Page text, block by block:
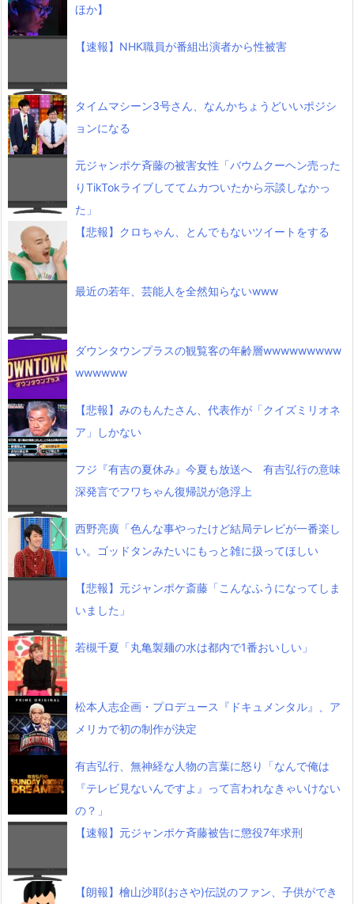
ほか】
【速報】NHK職員が番組出演者から性被害
タイムマシーン3号さん、なんかちょうどいいポジシ
ョンになる
元ジャンポケ斉藤の被害女性「バウムクーヘン売った
りTikTokライブしててムカついたから示談しなかっ
た」
【悲報】クロちゃん、とんでもないツイートをする
最近の若年、芸能人を全然知らないwww
ダウンタウンプラスの観覧客の年齢層wwwwwwwww
wwwwww
【悲報】みのもんたさん、代表作が「クイズミリオネ
ア」しかない
フジ『有吉の夏休み』今夏も放送へ 有吉弘行の意味
深発言でフワちゃん復帰説が急浮上
西野亮廣「色んな事やったけど結局テレビが一番楽し
い。ゴッドタンみたいにもっと雑に扱ってほしい
【悲報】元ジャンポケ斎藤「こんなふうになってしま
いました」
若槻千夏「丸亀製麺の水は都内で1番おいしい」
松本人志企画・プロデュース『ドキュメンタル』、ア
メリカで初の制作が決定
有吉弘行、無神経な人物の言葉に怒り「なんで俺は
『テレビ見ないんですよ』って言われなきゃいけない
の？」
【速報】元ジャンポケ斉藤被告に懲役7年求刑
【朗報】檜山沙耶(おさや)伝説のファン、子供ができ